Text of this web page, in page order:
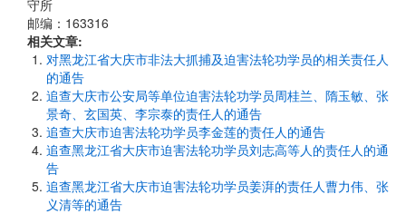
守所
邮编：163316
相关文章:
对黑龙江省大庆市非法大抓捕及迫害法轮功学员的相关责任人
的通告
追查大庆市公安局等单位迫害法轮功学员周桂兰、隋玉敏、张
景奇、玄国英、李宗泰的责任人的通告
追查大庆市迫害法轮功学员李金莲的责任人的通告
追查黑龙江省大庆市迫害法轮功学员刘志高等人的责任人的通
告
追查黑龙江省大庆市迫害法轮功学员姜湃的责任人曹力伟、张
义清等的通告